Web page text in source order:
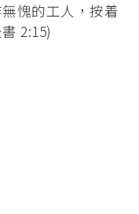
愧的工人，按着
2:15)